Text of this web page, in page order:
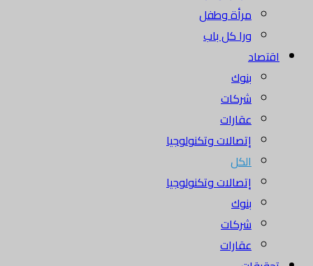
مرأة وطفل
ورا كل باب
اقتصاد
بنوك
شركات
عقارات
إتصالات وتكنولوجيا
الكل
إتصالات وتكنولوجيا
بنوك
شركات
عقارات